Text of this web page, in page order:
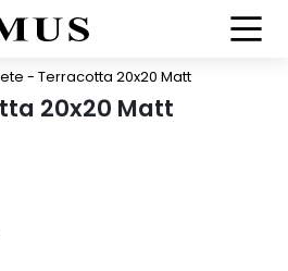
- Terracotta 20x20 Matt
20x20 Matt